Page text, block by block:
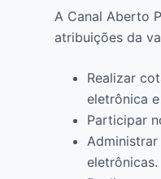
A Canal Aberto
atribuições da
Realizar
eletrônica
Participar
eletrônicas.